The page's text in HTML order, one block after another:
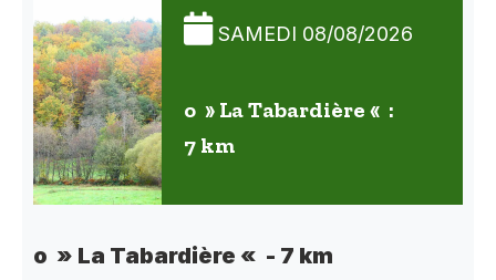
SAMEDI 08/08/2026
o » La Tabardière « :
7 km
o » La Tabardière « - 7 km